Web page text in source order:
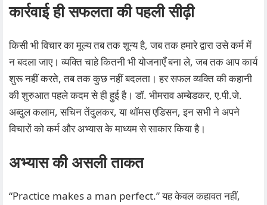
कार्रवाई ही सफलता की पहली सीढ़ी
किसी भी विचार का मूल्य तब तक शून्य है, जब तक हमारे द्वारा उसे कर्म में
न बदला जाए। व्यक्ति चाहे कितनी भी योजनाएँ बना ले, जब तक आप कार्य
शुरू नहीं करते, तब तक कुछ नहीं बदलता। हर सफल व्यक्ति की कहानी
की शुरुआत पहले कदम से ही हुई है। डॉ. भीमराव अम्बेडकर, ए.पी.जे.
अब्दुल कलाम, सचिन तेंदुलकर, या थॉमस एडिसन, इन सभी ने अपने
विचारों को कर्म और अभ्यास के माध्यम से साकार किया है।
अभ्यास की असली ताकत
“Practice makes a man perfect.” यह केवल कहावत नहीं,